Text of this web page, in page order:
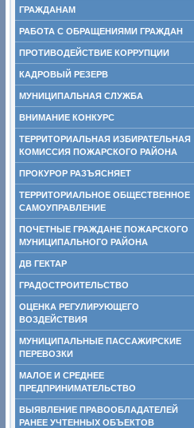
ГРАЖДАНАМ
РАБОТА С ОБРАЩЕНИЯМИ ГРАЖДАН
ПРОТИВОДЕЙСТВИЕ КОРРУПЦИИ
КАДРОВЫЙ РЕЗЕРВ
МУНИЦИПАЛЬНАЯ СЛУЖБА
ВНИМАНИЕ КОНКУРС
ТЕРРИТОРИАЛЬНАЯ ИЗБИРАТЕЛЬНАЯ
КОМИССИЯ ПОЖАРСКОГО РАЙОНА
ПРОКУРОР РАЗЪЯСНЯЕТ
ТЕРРИТОРИАЛЬНОЕ ОБЩЕСТВЕННОЕ
САМОУПРАВЛЕНИЕ
ПОЧЕТНЫЕ ГРАЖДАНЕ ПОЖАРСКОГО
МУНИЦИПАЛЬНОГО РАЙОНА
ДВ ГЕКТАР
ГРАДОСТРОИТЕЛЬСТВО
ОЦЕНКА РЕГУЛИРУЮЩЕГО
ВОЗДЕЙСТВИЯ
МУНИЦИПАЛЬНЫЕ ПАССАЖИРСКИЕ
ПЕРЕВОЗКИ
МАЛОЕ И СРЕДНЕЕ
ПРЕДПРИНИМАТЕЛЬСТВО
ВЫЯВЛЕНИЕ ПРАВООБЛАДАТЕЛЕЙ
РАНЕЕ УЧТЕННЫХ ОБЪЕКТОВ